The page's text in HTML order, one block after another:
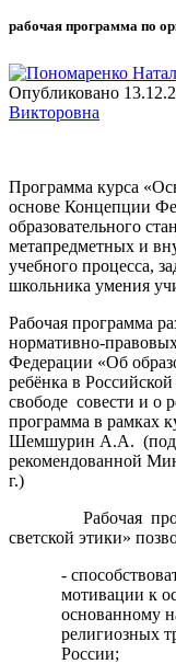
рабочая программа по
Опубликовано
Викторовна
Программа курса
основе Концепции
образовательного
метапредметных и
учебного процесса,
школьника умения
Рабочая программа
нормативно-
Федерации «Об
ребёнка в
свободе совести и о
программа в рамках
Шемшурин А.А. (под
рекомендованной
г.)
Рабочая
светской этики»
-
мотивации к
основанному
религиозных
России;